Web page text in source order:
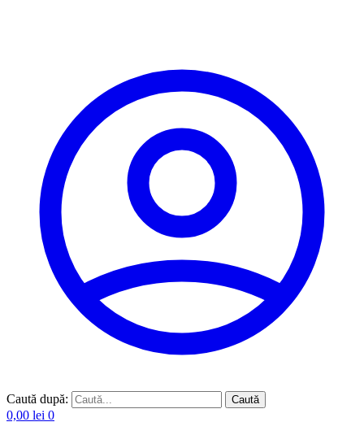
Caută după: Caută
0,00 lei 0